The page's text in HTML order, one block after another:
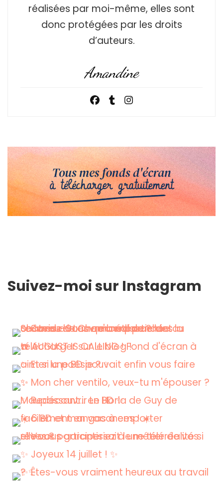
réalisées par moi-même, elles sont
donc protégées par les droits
d’auteurs.
Amandine
Suivez-moi sur Instagram